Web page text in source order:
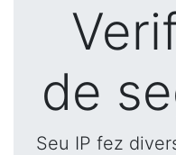
de
Seu IP fez